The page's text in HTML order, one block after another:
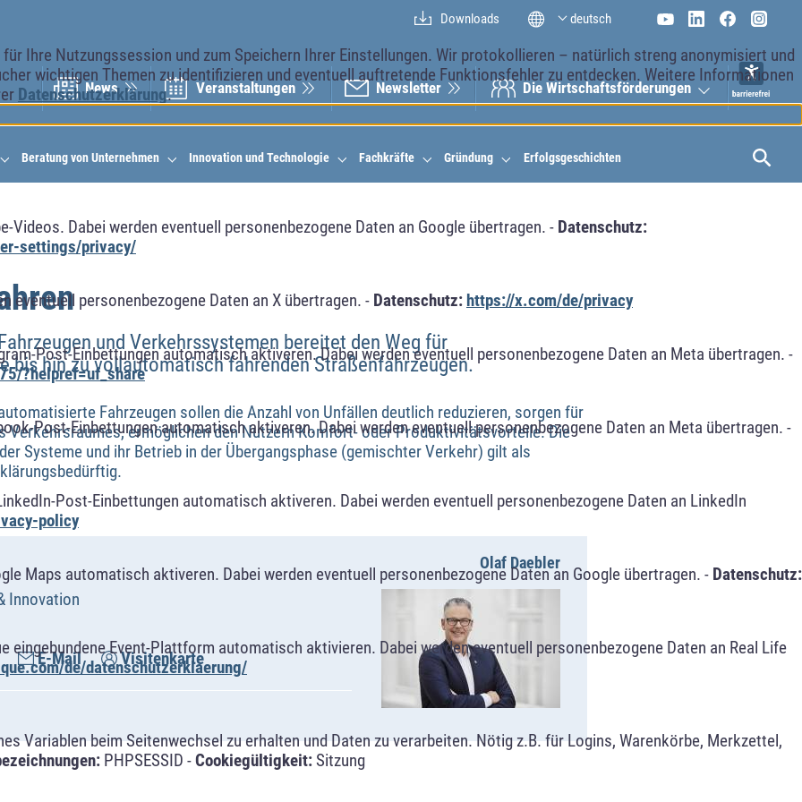
Ihre Nutzungssession und zum Speichern Ihrer Einstellungen. Wir protokollieren – natürlich streng anonymisiert und
wichtigen Themen zu identifizieren und eventuell auftretende Funktionsfehler zu entdecken. Weitere Informationen
Datenschutzerklärung.
Videos. Dabei werden eventuell personenbezogene Daten an Google übertragen. - Datenschutz:
settings/privacy/
eventuell personenbezogene Daten an X übertragen. - Datenschutz: https://x.com/de/privacy
Post-Einbettungen automatisch aktiveren. Dabei werden eventuell personenbezogene Daten an Meta übertragen. -
?helpref=uf_share
Post-Einbettungen automatisch aktiveren. Dabei werden eventuell personenbezogene Daten an Meta übertragen. -
Post-Einbettungen automatisch aktiveren. Dabei werden eventuell personenbezogene Daten an LinkedIn
policy
Maps automatisch aktiveren. Dabei werden eventuell personenbezogene Daten an Google übertragen. - Datenschutz:
eingebundene Event-Plattform automatisch aktivieren. Dabei werden eventuell personenbezogene Daten an Real Life
de/datenschutzerklaerung/
Variablen beim Seitenwechsel zu erhalten und Daten zu verarbeiten. Nötig z.B. für Logins, Warenkörbe, Merkzettel,
PHPSESSID -Cookiegültigkeit:Sitzung
Beratung von Unternehmen Innovation und Technologie Fachkräfte Gründung Erfolgsgeschichten
Downloads deutsch
News Veranstal­tungen Newsletter Die Wirt­schaftsför­derungen
und Verkehrssystemen bereitet den Weg für
bis hin zu vollautomatisch fahrenden Straßenfahrzeugen.
Fahrzeugen sollen die Anzahl von Unfällen deutlich reduzieren, sorgen für
Verkehrsraumes, ermöglichen den Nutzern Komfort- oder Produktivitätsvorteile. Die
Systeme und ihr Betrieb in der Übergangsphase (gemischter Verkehr) gilt als
Olaf Daebler
Innovation
E-Mail Visitenkarte